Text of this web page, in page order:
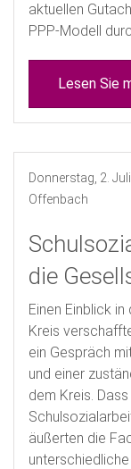
aktuellen
PPP-Modell
Lesen Sie
Donnerstag, 2.
Offenbach
die
Einen Einblick
Kreis
ein Gespräch
und einer
dem Kreis.
äußerten die